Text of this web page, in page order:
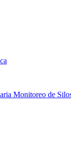
Monitoreo de